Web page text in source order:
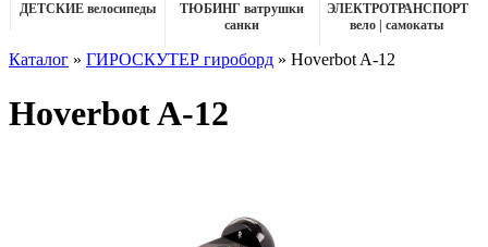
ДЕТСКИЕ велосипеды
ТЮБИНГ ватрушки
санки
ЭЛЕКТРОТРАНСПОРТ
вело | самокаты
Каталог » ГИРОСКУТЕР гироборд » Hoverbot A-12
Hoverbot A-12